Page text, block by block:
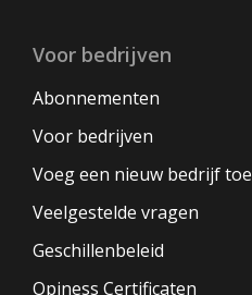
Voor bedrijven
Abonnementen
Voor bedrijven
Voeg een nieuw bedrijf toe
Veelgestelde vragen
Geschillenbeleid
Opiness Certificaten